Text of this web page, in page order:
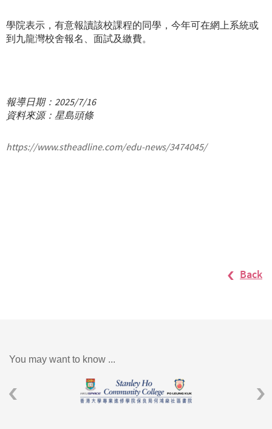
學院表示，有意報讀該校課程的同學，今年可在網上系統或
到九龍灣校舍報名、面試及繳費。
報導日期：2025/7/16
資料來源：星島頭條
https://www.stheadline.com/edu-news/3474045/
Back
You may want to know ...